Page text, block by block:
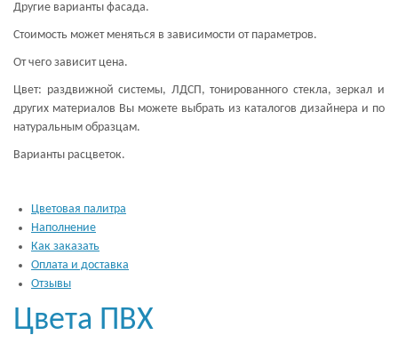
Другие варианты фасада.
Стоимость может меняться в зависимости от параметров.
От чего зависит цена.
Цвет: раздвижной системы, ЛДСП, тонированного стекла, зеркал и
других материалов Вы можете выбрать из каталогов дизайнера и по
натуральным образцам.
Варианты расцветок.
Цветовая палитра
Наполнение
Как заказать
Оплата и доставка
Отзывы
Цвета ПВХ